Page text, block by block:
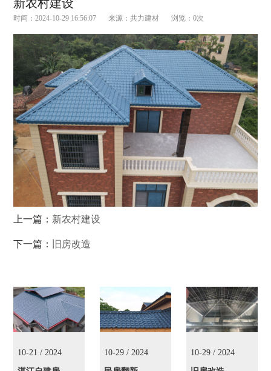
新农村建设
时间：2024-10-29 16:56:07 来源：共力建材 浏览：0次
上一篇： 新农村建设
下一篇： 旧房改造
10-21 / 2024 10-29 / 2024 10-29 / 2024